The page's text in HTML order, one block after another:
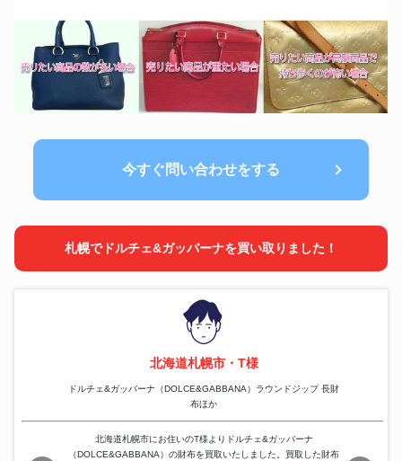
今すぐ問い合わせをする
札幌でドルチェ&ガッバーナを買い取りました！
北海道札幌市・T様
ドルチェ&ガッバーナ（DOLCE&GABBANA）ラウンドジップ 長財
布ほか
北海道札幌市にお住いのT様よりドルチェ&ガッバーナ
（DOLCE&GABBANA）の財布を買取いたしました。買取した財布